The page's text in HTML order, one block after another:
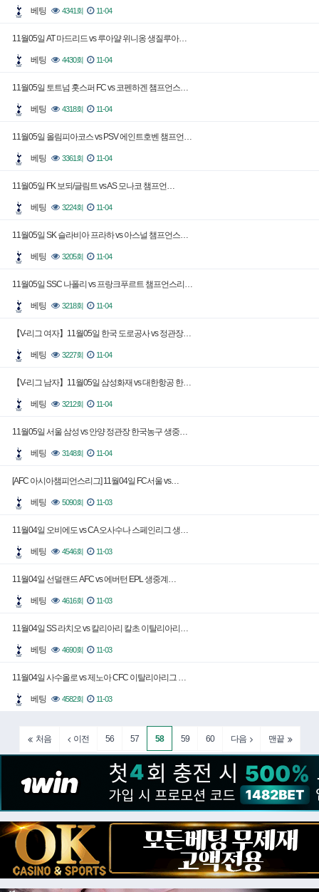
베팅 4341회 11-04
11월05일 AT 마드리드 vs 루아얄 위니옹 생질루아…
베팅 4430회 11-04
11월05일 토트넘 홋스퍼 FC vs 코펜하겐 챔프언스…
베팅 4318회 11-04
11월05일 올림피아코스 vs PSV 에인트호벤 챔프언…
베팅 3361회 11-04
11월05일 FK 보되/글림트 vs AS 모나코 챔프언…
베팅 3224회 11-04
11월05일 SK 슬라비아 프라하 vs 아스널 챔프언스…
베팅 3205회 11-04
11월05일 SSC 나폴리 vs 프랑크푸르트 챔프언스리…
베팅 3218회 11-04
【V-리그 여자】11월05일 한국 도로공사 vs 정관장…
베팅 3227회 11-04
【V-리그 남자】11월05일 삼성화재 vs 대한항공 한…
베팅 3212회 11-04
11월05일 서울 삼성 vs 안양 정관장 한국농구 생중…
베팅 3148회 11-04
[AFC 아시아챔피언스리그] 11월04일 FC서울 vs…
베팅 5090회 11-03
11월04일 오비에도 vs CA 오사수나 스페인리그 생…
베팅 4546회 11-03
11월04일 선덜랜드 AFC vs 에버턴 EPL 생중계…
베팅 4616회 11-03
11월04일 SS 라치오 vs 칼리아리 칼초 이탈리아리…
베팅 4690회 11-03
11월04일 사수올로 vs 제노아 CFC 이탈리아리그 …
베팅 4582회 11-03
처음 이전 56 57 58 59 60 다음 맨끝